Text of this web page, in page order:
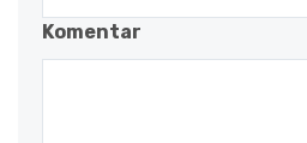
Komentar